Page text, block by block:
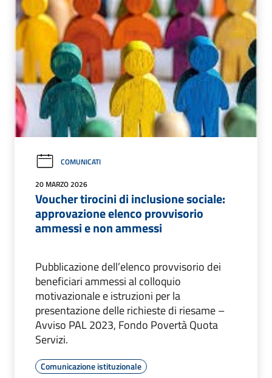
COMUNICATI
20 MARZO 2026
Voucher tirocini di inclusione sociale:
approvazione elenco provvisorio
ammessi e non ammessi
Pubblicazione dell’elenco provvisorio dei
beneficiari ammessi al colloquio
motivazionale e istruzioni per la
presentazione delle richieste di riesame –
Avviso PAL 2023, Fondo Povertà Quota
Servizi.
Comunicazione istituzionale